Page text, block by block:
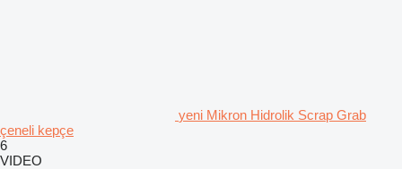
yeni Mikron Hidrolik Scrap Grab
çeneli kepçe
6
VIDEO